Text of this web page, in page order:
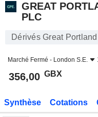
GREAT
PLC
Dérivés Great
Marché Fermé - London S.E.
356,00 GBX
Synthèse Cotations